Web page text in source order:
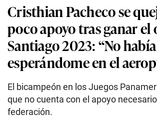
Cristhian Pacheco se
poco apoyo tras ganar el
Santiago 2023: “No
esperándome en el
El bicampeón en los Juegos
que no cuenta con el apoyo
federación.